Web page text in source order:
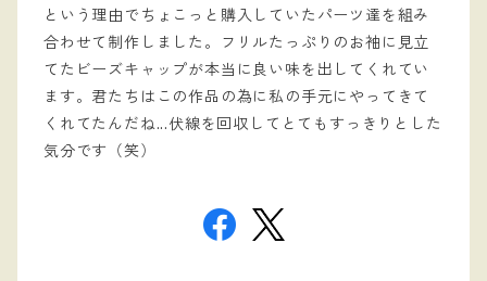
という理由でちょこっと購入していたパーツ達を組み
合わせて制作しました。フリルたっぷりのお袖に見立
てたビーズキャップが本当に良い味を出してくれてい
ます。君たちはこの作品の為に私の手元にやってきて
くれてたんだね...伏線を回収してとてもすっきりとした
気分です（笑）